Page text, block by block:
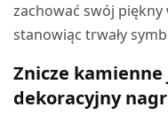
zachować swój piękny
stanowiąc trwały
Znicze
dekoracyjny